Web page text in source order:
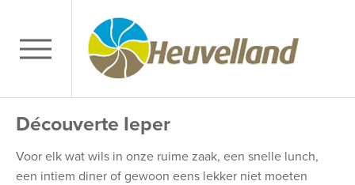
Découverte Ieper
Voor elk wat wils in onze ruime zaak, een snelle lunch,
een intiem diner of gewoon eens lekker niet moeten